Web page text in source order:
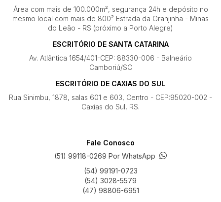
Área com mais de 100.000m², segurança 24h e depósito no
mesmo local com mais de 800² Estrada da Granjinha - Minas
do Leão - RS (próximo a Porto Alegre)
ESCRITÓRIO DE SANTA CATARINA
Av. Atlântica 1654/401-CEP: 88330-006 - Balneário
Camboriú/SC
ESCRITÓRIO DE CAXIAS DO SUL
Rua Sinimbu, 1878, salas 601 e 603, Centro - CEP:95020-002 -
Caxias do Sul, RS.
Fale Conosco
(51) 99118-0269 Por WhatsApp
(54) 99191-0723
(54) 3028-5579
(47) 98806-6951